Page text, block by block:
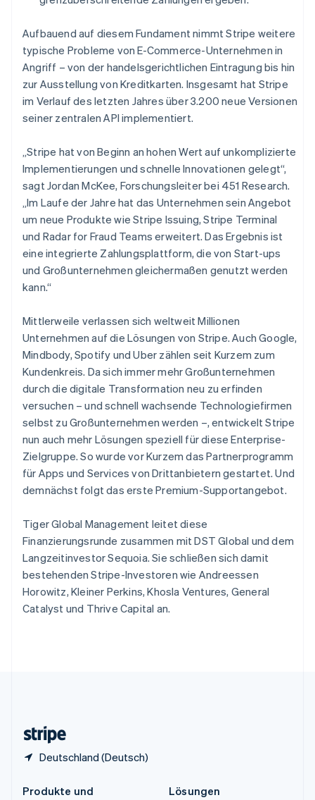
Aufbauend auf diesem Fundament nimmt Stripe weitere
typische Probleme von E-Commerce-Unternehmen in
Angriff – von der handelsgerichtlichen Eintragung bis hin
zur Ausstellung von Kreditkarten. Insgesamt hat Stripe
im Verlauf des letzten Jahres über 3.200 neue Versionen
seiner zentralen API implementiert.
„Stripe hat von Beginn an hohen Wert auf unkomplizierte
Implementierungen und schnelle Innovationen gelegt“,
sagt Jordan McKee, Forschungsleiter bei 451 Research.
„Im Laufe der Jahre hat das Unternehmen sein Angebot
um neue Produkte wie Stripe Issuing, Stripe Terminal
und Radar for Fraud Teams erweitert. Das Ergebnis ist
eine integrierte Zahlungsplattform, die von Start-ups
und Großunternehmen gleichermaßen genutzt werden
kann.“
Mittlerweile verlassen sich weltweit Millionen
Unternehmen auf die Lösungen von Stripe. Auch Google,
Mindbody, Spotify und Uber zählen seit Kurzem zum
Kundenkreis. Da sich immer mehr Großunternehmen
durch die digitale Transformation neu zu erfinden
versuchen – und schnell wachsende Technologiefirmen
selbst zu Großunternehmen werden –, entwickelt Stripe
nun auch mehr Lösungen speziell für diese Enterprise-
Zielgruppe. So wurde vor Kurzem das Partnerprogramm
für Apps und Services von Drittanbietern gestartet. Und
demnächst folgt das erste Premium-Supportangebot.
Tiger Global Management leitet diese
Finanzierungsrunde zusammen mit DST Global und dem
Langzeitinvestor Sequoia. Sie schließen sich damit
bestehenden Stripe-Investoren wie Andreessen
Horowitz, Kleiner Perkins, Khosla Ventures, General
Catalyst und Thrive Capital an.
Deutschland (Deutsch)
Luxemburg
Malaysia
English简体中文
Malta
English
Mexiko
Español English
Neuseeland
Niederlande
Nederlands English
Norwegen
English
Österreich
DeutschEnglish
Polen
English
Portugal
PortuguêsEnglish
Rumänien
Schweden
SvenskaEnglish
Schweiz
DeutschFrançais Italiano English
Singapur
English简体中文
Slowakei
English
Slowenien
EnglishItaliano
Sonderverwaltungsregion Hongkong,
China
English 简体中文
EspañolEnglish
Thailand
ไทยEnglish
Tschechische Republik
English
Ungarn
English
Produkte und
Lösungen